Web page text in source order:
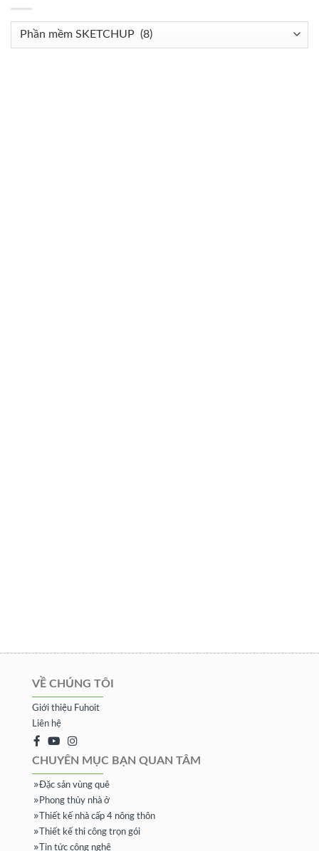
Danh
VỀ CHÚNG TÔI
Giới thiệu Fuhoit
Liên hệ
CHUYÊN MỤC BẠN QUAN TÂM
Đặc sản vùng quê
Phong thủy nhà ở
Thiết kế nhà cấp 4 nông thôn
Thiết kế thi công trọn gói
Tin tức công nghệ